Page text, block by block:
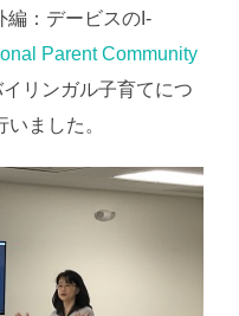
催した時に伺った内容のまとめです。
編：デービスのI-
Parent Community
リンガル子育てにつ
ました。